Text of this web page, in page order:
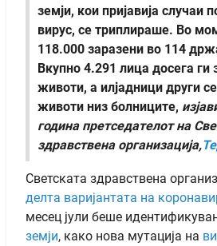
земји, кои пријавија случаи
вирус, се триплираше. Во
118.000 заразени во 114
Вкупно 4.291 лица досега ги
животи, а илјадници други
животи низ болниците,
годинапретседателот на
здравствена организација,
Светската здравствена
делта варијантата на
месец јули беше
земји, како нова мутација на